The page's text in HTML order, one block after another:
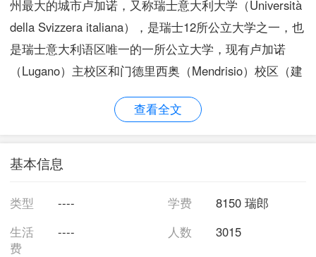
州最大的城市卢加诺，又称瑞士意大利大学（Università
della Svizzera italiana），是瑞士12所公立大学之一，也
是瑞士意大利语区唯一的一所公立大学，现有卢加诺
（Lugano）主校区和门德里西奥（Mendrisio）校区（建
提契诺大学是一所公认的跨学科和多语种大学，设有四
Accademia di architettura di Mendrisio）。提契诺大学的
于很多研究生院的硕士课程和硕士专业课程。一些专业
课程也采用德语和法语授课。该大学位于瑞士意大利语
区卢家诺，其经济学、信息学等学科在瑞士乃至整个欧
查看全文
基本信息
类型 ---- 学费
8150 瑞郎
生活
费
---- 人数 3015